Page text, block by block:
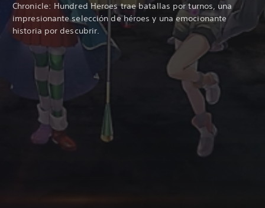
Chronicle: Hundred Heroes trae batallas por turnos, una
impresionante selección de héroes y una emocionante
historia por descubrir.